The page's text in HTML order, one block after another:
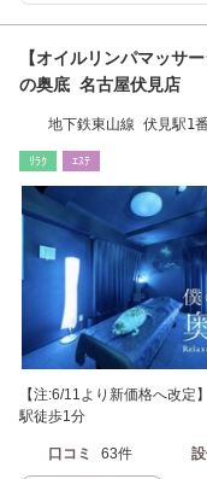
【オイルリンパマッサ
の奥底 名古屋伏見店
地下鉄東山線 伏見駅1
ﾘﾗｸ ｴｽﾃ
【注:6/11より新価格へ改
駅徒歩1分
口コミ 63件